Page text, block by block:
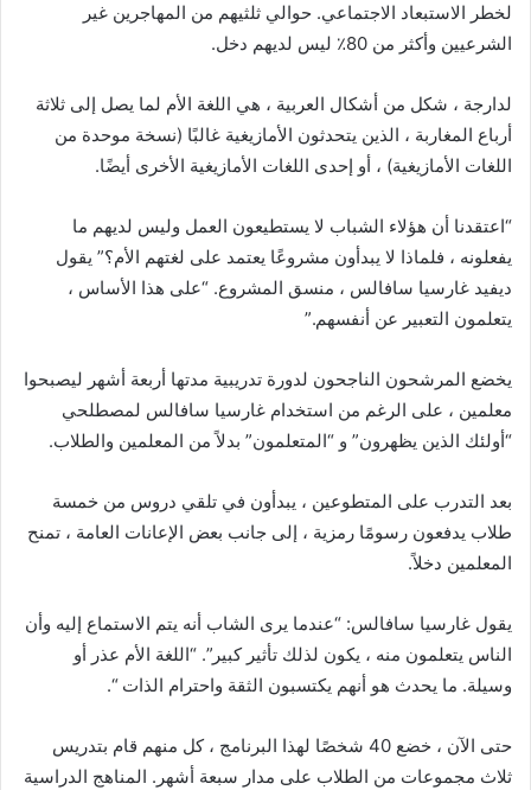
لخطر الاستبعاد الاجتماعي. حوالي ثلثيهم من المهاجرين غير
الشرعيين وأكثر من 80٪ ليس لديهم دخل.
لدارجة ، شكل من أشكال العربية ، هي اللغة الأم لما يصل إلى ثلاثة
أرباع المغاربة ، الذين يتحدثون الأمازيغية غالبًا (نسخة موحدة من
اللغات الأمازيغية) ، أو إحدى اللغات الأمازيغية الأخرى أيضًا.
“اعتقدنا أن هؤلاء الشباب لا يستطيعون العمل وليس لديهم ما
يفعلونه ، فلماذا لا يبدأون مشروعًا يعتمد على لغتهم الأم؟” يقول
ديفيد غارسيا سافالس ، منسق المشروع. “على هذا الأساس ،
يتعلمون التعبير عن أنفسهم.”
يخضع المرشحون الناجحون لدورة تدريبية مدتها أربعة أشهر ليصبحوا
معلمين ، على الرغم من استخدام غارسيا سافالس لمصطلحي
“أولئك الذين يظهرون” و “المتعلمون” بدلاً من المعلمين والطلاب.
بعد التدرب على المتطوعين ، يبدأون في تلقي دروس من خمسة
طلاب يدفعون رسومًا رمزية ، إلى جانب بعض الإعانات العامة ، تمنح
المعلمين دخلاً.
يقول غارسيا سافالس: “عندما يرى الشاب أنه يتم الاستماع إليه وأن
الناس يتعلمون منه ، يكون لذلك تأثير كبير”. “اللغة الأم عذر أو
وسيلة. ما يحدث هو أنهم يكتسبون الثقة واحترام الذات “.
حتى الآن ، خضع 40 شخصًا لهذا البرنامج ، كل منهم قام بتدريس
ثلاث مجموعات من الطلاب على مدار سبعة أشهر. المناهج الدراسية